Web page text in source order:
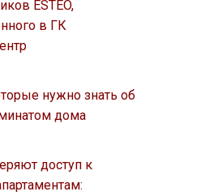
ESTEO,
в ГК
нужно знать об
дома
доступ к